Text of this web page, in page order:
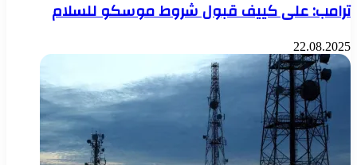
ترامب: على كييف قبول شروط موسكو للسلام
22.08.2025